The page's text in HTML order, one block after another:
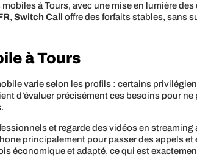
à Tours, avec une mise en lumière
,Switch Call offre des forfaits stables, sans
à Tours
varie selon les profils : certains
d’évaluer précisément ces besoins pour
et regarde des vidéos en streaming
principalement pour passer des appels
économique et adapté, ce qui est